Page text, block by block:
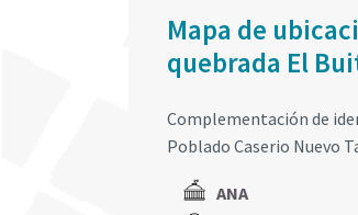
Mapa de
quebrada El
Complementación de
Poblado Caserio Nuevo
ANA